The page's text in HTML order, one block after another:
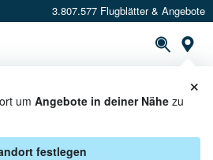
3.807.577 Flugblätter & Angebote
um Angebote in deiner Nähe zu
festlegen
×
IN BAD